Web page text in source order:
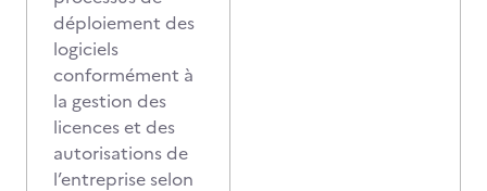
déploiement des
logiciels
conformément à
la gestion des
licences et des
autorisations de
l’entreprise selon